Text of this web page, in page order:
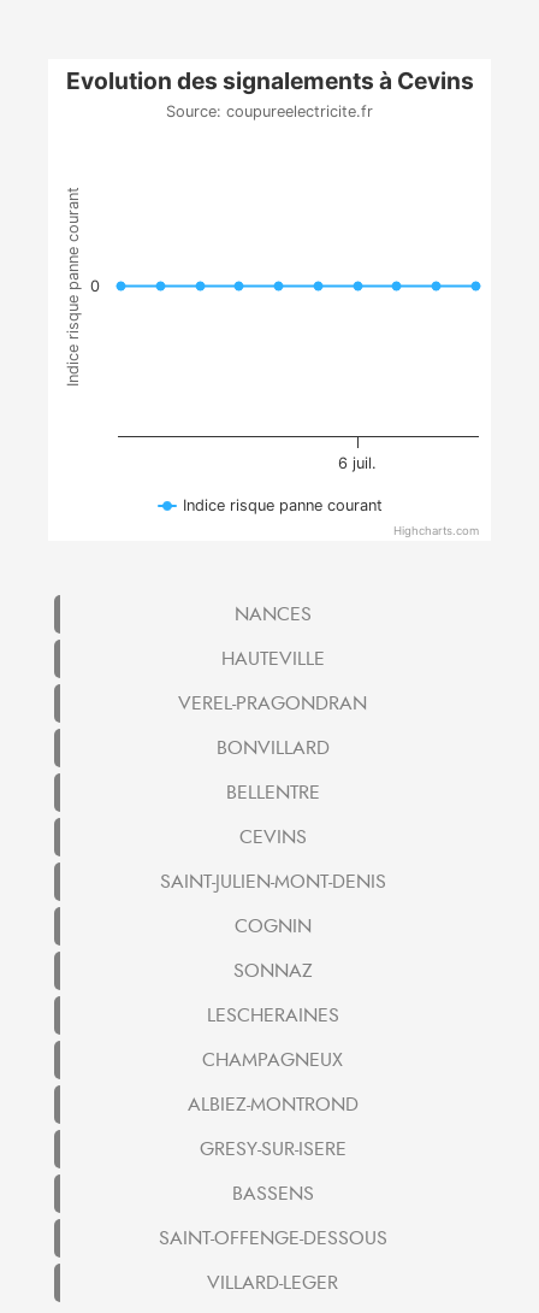
Indice risque panne courant
Evolution des signalements à Cevins
Source: coupureelectricite.fr
6 juil.
0
Indice risque panne courant
Highcharts.com
NANCES
HAUTEVILLE
VEREL-PRAGONDRAN
BONVILLARD
BELLENTRE
CEVINS
SAINT-JULIEN-MONT-DENIS
COGNIN
SONNAZ
LESCHERAINES
CHAMPAGNEUX
ALBIEZ-MONTROND
GRESY-SUR-ISERE
BASSENS
SAINT-OFFENGE-DESSOUS
VILLARD-LEGER